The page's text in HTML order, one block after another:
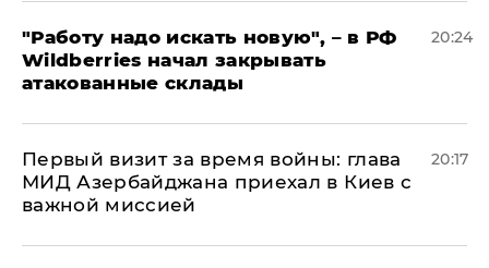
"Работу надо искать новую", – в РФ
Wildberries начал закрывать
атакованные склады
20:24
Первый визит за время войны: глава
МИД Азербайджана приехал в Киев с
важной миссией
20:17